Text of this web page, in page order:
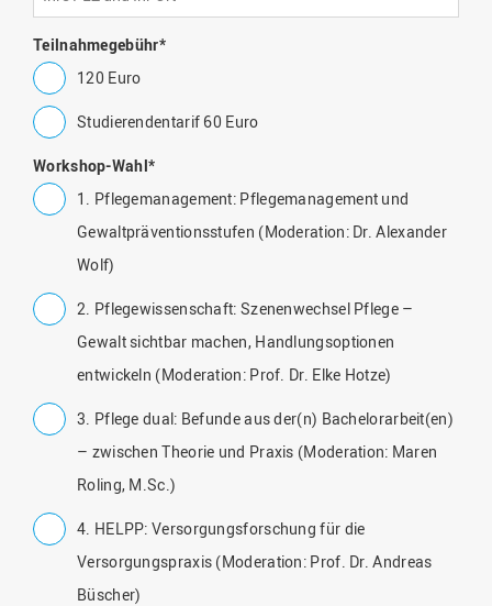
Teilnahmegebühr*
120 Euro
Studierendentarif 60 Euro
Workshop-Wahl*
1. Pflegemanagement: Pflegemanagement und
Gewaltpräventionsstufen (Moderation: Dr. Alexander
Wolf)
2. Pflegewissenschaft: Szenenwechsel Pflege –
Gewalt sichtbar machen, Handlungsoptionen
entwickeln (Moderation: Prof. Dr. Elke Hotze)
3. Pflege dual: Befunde aus der(n) Bachelorarbeit(en)
– zwischen Theorie und Praxis (Moderation: Maren
Roling, M.Sc.)
4. HELPP: Versorgungsforschung für die
Versorgungspraxis (Moderation: Prof. Dr. Andreas
Büscher)